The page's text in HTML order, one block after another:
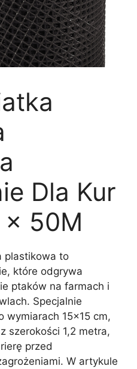
Dla Kur
x 50M
plastikowa to
które odgrywa
ptaków na farmach i
Specjalnie
wymiarach 15×15 cm,
szerokości 1,2 metra,
przed
W artykule